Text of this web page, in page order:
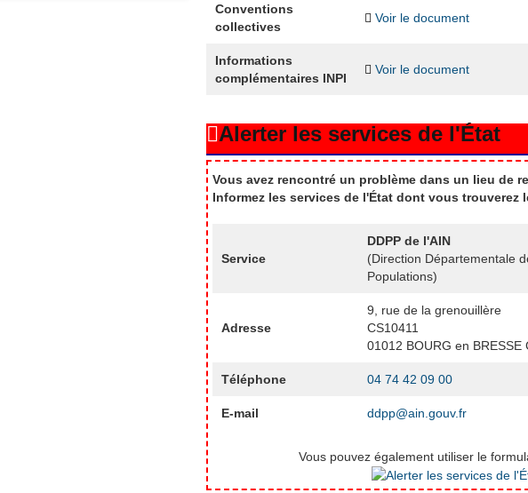
Conventions
collectives
Voir le document
Informations
complémentaires INPI
Voir le document
Alerter les services de l'État
Vous avez rencontré un problème dans un lieu de
Informez les services de l'État dont vous trouverez
Service
DDPP de l'AIN
(Direction Départementale
Populations)
Adresse
9, rue de la grenouillère
CS10411
01012 BOURG en BRESSE
Téléphone 04 74 42 09 00
E-mail ddpp@ain.gouv.fr
Vous pouvez également utiliser le